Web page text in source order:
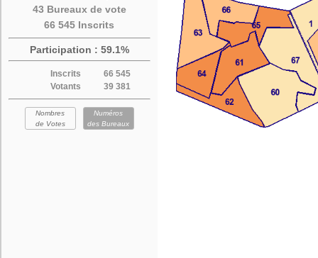
43 Bureaux de vote
66 545 Inscrits
Participation : 59.1%
Inscrits
66 545
Votants
39 381
Nombres
de Votes
Numéros
des Bureaux